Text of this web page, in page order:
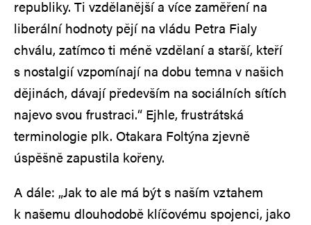
republiky. Ti vzdělanější a více zaměření na
liberální hodnoty pějí na vládu Petra Fialy
chválu, zatímco ti méně vzdělaní a starší, kteří
s nostalgií vzpomínají na dobu temna v našich
dějinách, dávají především na sociálních sítích
najevo svou frustraci.“ Ejhle, frustrátská
terminologie plk. Otakara Foltýna zjevně
úspěšně zapustila kořeny.
A dále: „Jak to ale má být s naším vztahem
k našemu dlouhodobě klíčovému spojenci, jako